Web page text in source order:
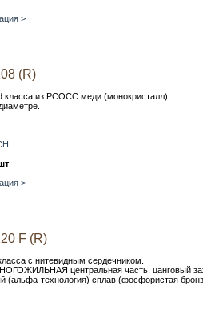
>
(R)
класса из PCOCC меди (монокристалл).
>
F (R)
с нитевидным сердечником.
центральная часть, цанговый
(альфа-технология) сплав (фосфористая